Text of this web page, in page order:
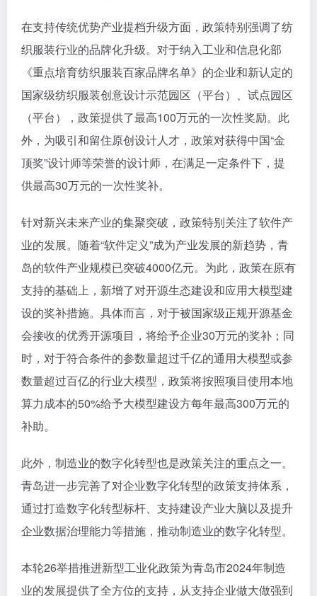
在支持传统优势产业提档升级方面，政策特别强调了纺
织服装行业的品牌化升级。对于纳入工业和信息化部
《重点培育纺织服装百家品牌名单》的企业和新认定的
国家级纺织服装创意设计示范园区（平台）、试点园区
（平台），政策提供了最高100万元的一次性奖励。此
外，为吸引和留住原创设计人才，政策对获得中国“金
顶奖”设计师等荣誉的设计师，在满足一定条件下，提
供最高30万元的一次性奖补。
针对新兴未来产业的集聚突破，政策特别关注了软件产
业的发展。随着“软件定义”成为产业发展的新趋势，青
岛的软件产业规模已突破4000亿元。为此，政策在原有
支持的基础上，新增了对开源生态建设和应用大模型建
设的奖补措施。具体而言，对于被国家级正规开源基金
会接收的优秀开源项目，将给予企业30万元的奖补；同
时，对于符合条件的参数量超过千亿的通用大模型或参
数量超过百亿的行业大模型，政策将按照项目使用本地
算力成本的50%给予大模型建设方每年最高300万元的
补助。
此外，制造业的数字化转型也是政策关注的重点之一。
青岛进一步完善了对企业数字化转型的政策支持体系，
通过打造数字化转型标杆、支持建设产业大脑以及提升
企业数据治理能力等措施，推动制造业的数字化转型。
本轮26举措推进新型工业化政策为青岛市2024年制造
业的发展提供了全方位的支持，从支持企业做大做强到